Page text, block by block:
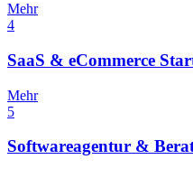
Mehr
4
SaaS & eCommerce
Mehr
5
Softwareagentur &